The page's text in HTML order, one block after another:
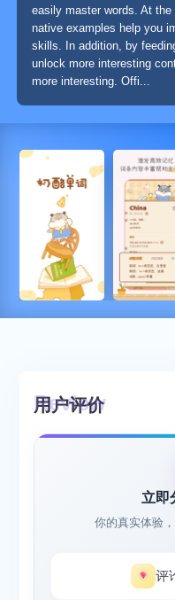
easily master words. At
native examples help you
skills. In addition, by
unlock more interesting
more interesting. Offi...
用户评价
立即
你的真实体验
评